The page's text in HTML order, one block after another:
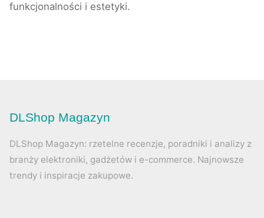
funkcjonalności i estetyki.
DLShop Magazyn
DLShop Magazyn: rzetelne recenzje, poradniki i analizy z
branży elektroniki, gadżetów i e-commerce. Najnowsze
trendy i inspiracje zakupowe.